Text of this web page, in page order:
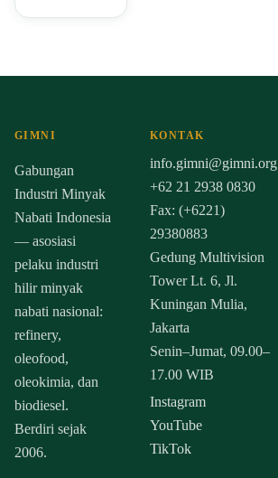
GIMNI
Gabungan
Industri Minyak
Nabati Indonesia
— asosiasi
pelaku industri
hilir minyak
nabati nasional:
refinery,
oleofood,
oleokimia, dan
biodiesel.
Berdiri sejak
2006.
KONTAK
info.gimni@gimni.org
+62 21 2938 0830
Fax: (+6221)
29380883
Gedung Multivision
Tower Lt. 6, Jl.
Kuningan Mulia,
Jakarta
Senin–Jumat, 09.00–
17.00 WIB
Instagram
YouTube
TikTok